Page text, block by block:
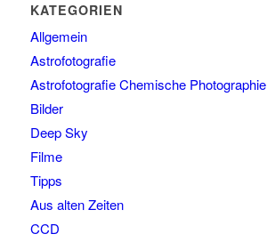
KATEGORIEN
Allgemein
Astrofotografie
Astrofotografie Chemische Photographie
Bilder
Deep Sky
Filme
Tipps
Aus alten Zeiten
CCD